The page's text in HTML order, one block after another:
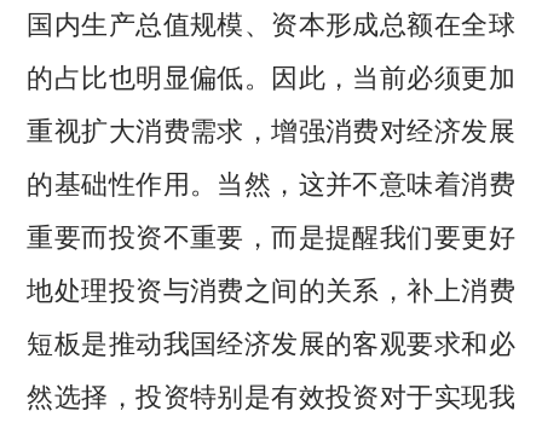
国内生产总值规模、资本形成总额在全球
的占比也明显偏低。因此，当前必须更加
重视扩大消费需求，增强消费对经济发展
的基础性作用。当然，这并不意味着消费
重要而投资不重要，而是提醒我们要更好
地处理投资与消费之间的关系，补上消费
短板是推动我国经济发展的客观要求和必
然选择，投资特别是有效投资对于实现我